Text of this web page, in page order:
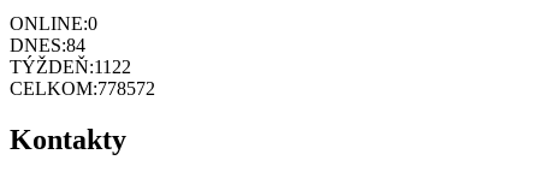
ONLINE:0
DNES:84
TÝŽDEŇ:1122
CELKOM:778572
Kontakty